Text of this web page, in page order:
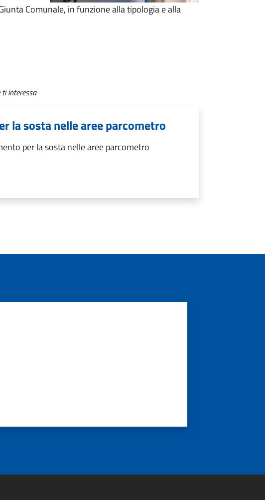
Comunale, in funzione alla tipologia e alla
ti interessa
la sosta nelle aree parcometro
per la sosta nelle aree parcometro